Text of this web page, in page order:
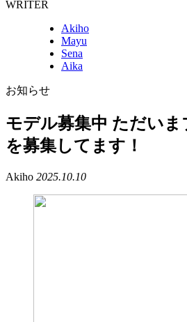
WRITER
Akiho
Mayu
Sena
Aika
お知らせ
モデル募集中 ただい
を募集してます！
Akiho 2025.10.10